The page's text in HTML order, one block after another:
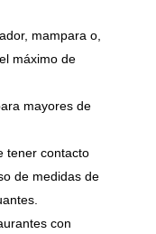
mampara o,
máximo de
mayores de
tener contacto
de medidas de
con